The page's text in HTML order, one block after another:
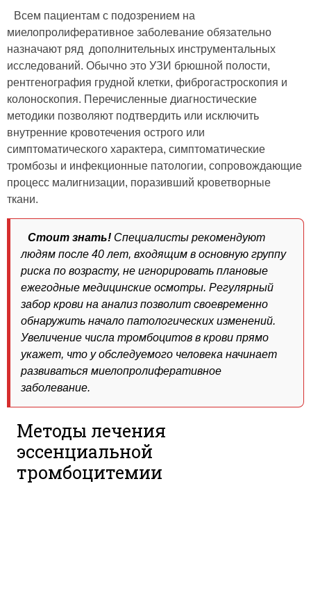
Всем пациентам с подозрением на
миелопролиферативное заболевание обязательно
назначают ряд дополнительных инструментальных
исследований. Обычно это УЗИ брюшной полости,
рентгенография грудной клетки, фиброгастроскопия и
колоноскопия. Перечисленные диагностические
методики позволяют подтвердить или исключить
внутренние кровотечения острого или
симптоматического характера, симптоматические
тромбозы и инфекционные патологии, сопровождающие
процесс малигнизации, поразивший кроветворные
ткани.
Стоит знать! Специалисты рекомендуют
людям после 40 лет, входящим в основную группу
риска по возрасту, не игнорировать плановые
ежегодные медицинские осмотры. Регулярный
забор крови на анализ позволит своевременно
обнаружить начало патологических изменений.
Увеличение числа тромбоцитов в крови прямо
укажет, что у обследуемого человека начинает
развиваться миелопролиферативное
заболевание.
Методы лечения
эссенциальной
тромбоцитемии